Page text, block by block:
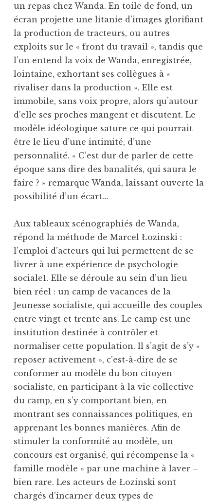
un repas chez Wanda. En toile de fond, un
écran projette une litanie d’images glorifiant
la production de tracteurs, ou autres
exploits sur le « front du travail », tandis que
l’on entend la voix de Wanda, enregistrée,
lointaine, exhortant ses collègues à «
rivaliser dans la production ». Elle est
immobile, sans voix propre, alors qu’autour
d’elle ses proches mangent et discutent. Le
modèle idéologique sature ce qui pourrait
être le lieu d’une intimité, d’une
personnalité. « C’est dur de parler de cette
époque sans dire des banalités, qui saura le
faire ? » remarque Wanda, laissant ouverte la
possibilité d’un écart…
Aux tableaux scénographiés de Wanda,
répond la méthode de Marcel Łozinski :
l’emploi d’acteurs qui lui permettent de se
livrer à une expérience de psychologie
sociale1. Elle se déroule au sein d’un lieu
bien réel : un camp de vacances de la
Jeunesse socialiste, qui accueille des couples
entre vingt et trente ans. Le camp est une
institution destinée à contrôler et
normaliser cette population. Il s’agit de s’y «
reposer activement », c’est-à-dire de se
conformer au modèle du bon citoyen
socialiste, en participant à la vie collective
du camp, en s’y comportant bien, en
montrant ses connaissances politiques, en
apprenant les bonnes manières. Afin de
stimuler la conformité au modèle, un
concours est organisé, qui récompense la «
famille modèle » par une machine à laver –
bien rare. Les acteurs de Łozinski sont
chargés d’incarner deux types de